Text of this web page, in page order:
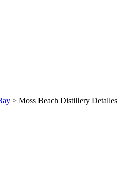
> Moss Beach Distillery Detalles